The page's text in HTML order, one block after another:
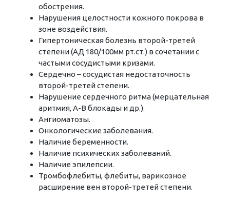
обострения.
Нарушения целостности кожного покрова в
зоне воздействия.
Гипертоническая болезнь второй-третей
степени (АД 180/100мм рт.ст.) в сочетании с
частыми сосудистыми кризами.
Сердечно – сосудистая недостаточность
второй-третей степени.
Нарушение сердечного ритма (мерцательная
аритмия, А-В блокады и др.).
Ангиоматозы.
Онкологические заболевания.
Наличие беременности.
Наличие психических заболеваний.
Наличие эпилепсии.
Тромбофлебиты, флебиты, варикозное
расширение вен второй-третей степени.